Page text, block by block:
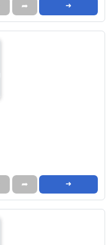
➦ ➜
➦ ➜